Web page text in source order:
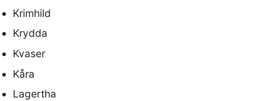
Krimhild
Krydda
Kvaser
Kåra
Lagertha